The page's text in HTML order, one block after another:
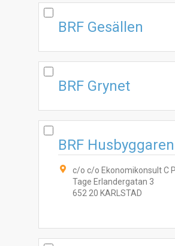
BRF Gesällen
BRF Grynet
BRF
c/o c/o Ekonomikonsult C
Tage Erlandergatan 3
652 20 KARLSTAD